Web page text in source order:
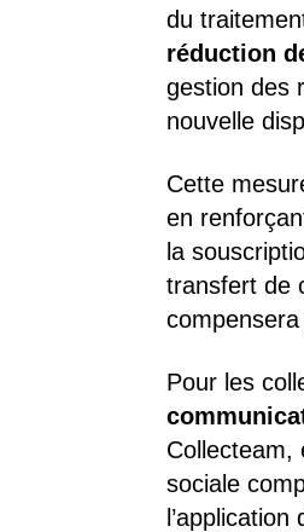
du
réduction
gestion des
nouvelle
Cette
en
la
transfert de
Pour les
Collecteam,
sociale